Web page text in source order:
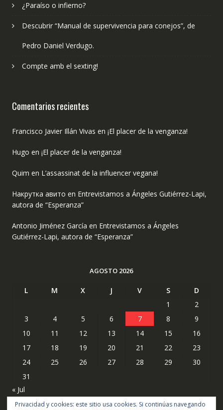
¿Paraíso o infierno?
Descubrir “Manual de supervivencia para conejos”, de
Pedro Daniel Verdugo.
Compte amb el sexting!
Comentarios recientes
Francisco Javier Illán Vivas en ¡El placer de la venganza!
Hugo en ¡El placer de la venganza!
Quim en L’assassinat de la influencer vegana!
Накрутка авито en Entrevistamos a Ángeles Gutiérrez-Lapi,
autora de “Esperanza”
Antonio Jiménez García en Entrevistamos a Ángeles
Gutiérrez-Lapi, autora de “Esperanza”
AGOSTO 2026
L M X J V S
D
1
2
3
4 5 6 7 8
9
10
11 12 13 14 15
16
17
18 19 20 21 22
23
24
25 26 27 28 29
30
31
« Jul
Privacidad y cookies: este sitio usa cookies. Si continúas navegando